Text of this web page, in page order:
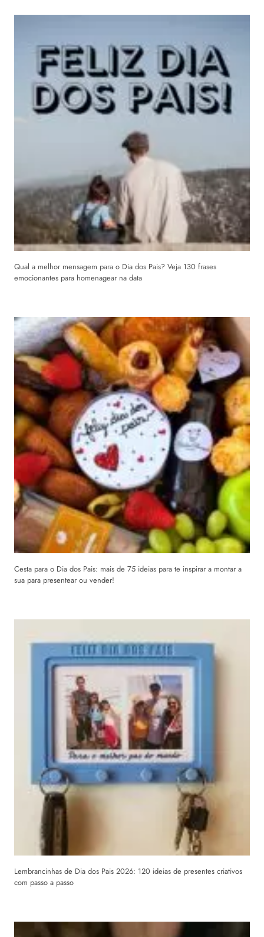
Qual a melhor mensagem para o Dia dos Pais? Veja 130 frases
emocionantes para homenagear na data
Cesta para o Dia dos Pais: mais de 75 ideias para te inspirar a montar a
sua para presentear ou vender!
Lembrancinhas de Dia dos Pais 2026: 120 ideias de presentes criativos
com passo a passo